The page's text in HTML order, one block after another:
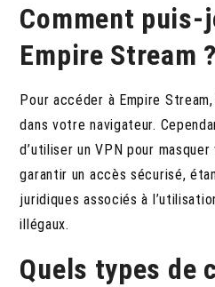
Comment puis-
Empire Stream ?
Pour accéder à Empire
dans votre navigateur.
d’utiliser un VPN pour
garantir un accès sécurisé,
juridiques associés à
illégaux.
Quels types de